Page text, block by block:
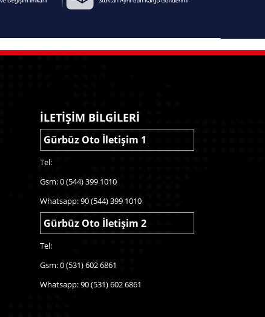
İLETİŞİM BİLGİLERİ
Gürbüz Oto İletişim 1
Tel:
Gsm: 0 (544) 399 1010
Whatsapp: 90 (544) 399 1010
Gürbüz Oto İletişim 2
Tel:
Gsm: 0 (531) 602 6861
Whatsapp: 90 (531) 602 6861